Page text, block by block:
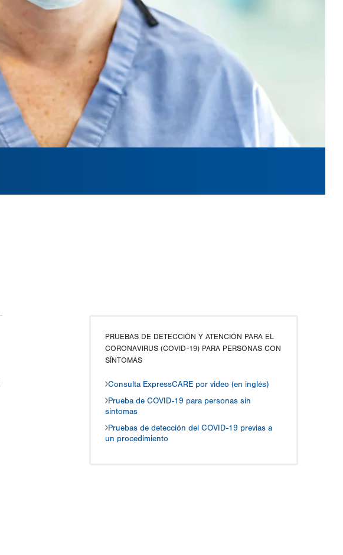
PRUEBAS DE DETECCIÓN Y ATENCIÓN PARA EL
CORONAVIRUS (COVID-19) PARA PERSONAS CON
SÍNTOMAS
Consulta ExpressCARE por video (en inglés)
Prueba de COVID-19 para personas sin
síntomas
Pruebas de detección del COVID-19 previas a
un procedimiento